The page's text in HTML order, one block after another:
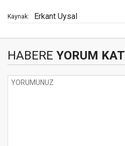
Kaynak: Erkant Uysal
HABERE YORUM KAT